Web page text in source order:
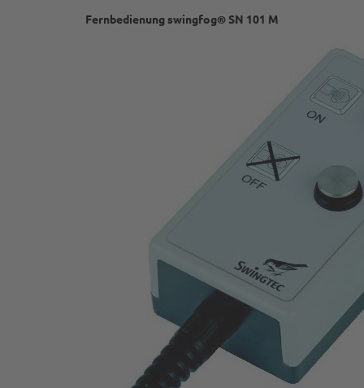
Fernbedienung swingfog® SN 101 M